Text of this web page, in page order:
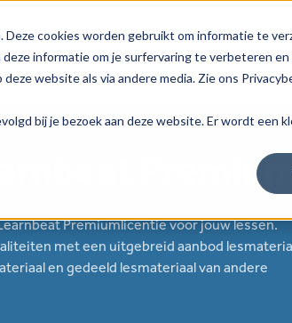
cookies worden gebruikt om informatie te
informatie om je surfervaring te verbeteren en
website als via andere media. Zie ons
bij je bezoek aan deze website. Er wordt een
Over Learnbeat Ons lesmateriaal
Premiumlicentie voor jouw lessen.
met een uitgebreid aanbod
en gedeeld lesmateriaal van andere